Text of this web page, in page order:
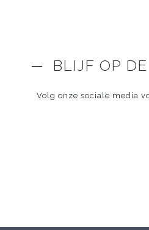
─ BLIJF OP
Volg onze sociale media